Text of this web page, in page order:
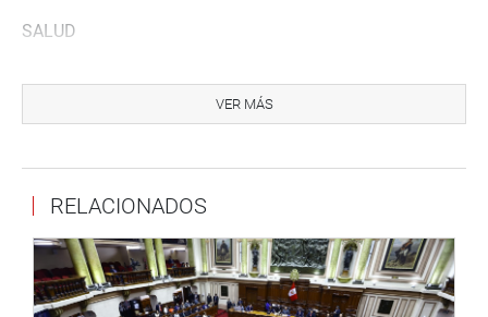
SALUD
aprobados para el sector salud, de los cuales S/ 2 560
millones son para el Seguro Integral de Salud, S/ 584
inversión en infraestructura de hospitales.
SEGURIDAD
Para fortalecer las acciones de patrullaje policial,
VER MÁS
RELACIONADOS